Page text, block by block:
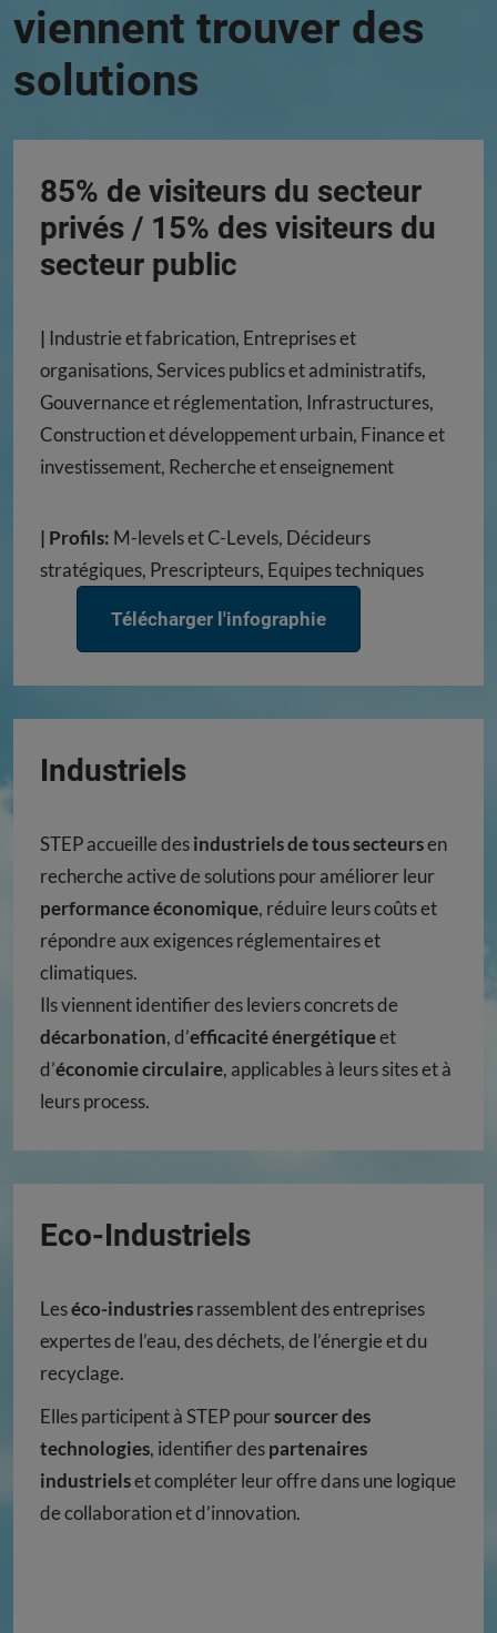
viennent trouver des
solutions
85% de visiteurs du secteur
privés / 15% des visiteurs du
secteur public
| Industrie et fabrication, Entreprises et
organisations, Services publics et administratifs,
Gouvernance et réglementation, Infrastructures,
Construction et développement urbain, Finance et
investissement, Recherche et enseignement
| Profils: M-levels et C-Levels, Décideurs
stratégiques, Prescripteurs, Equipes techniques
Télécharger l'infographie
Industriels
STEP accueille desindustriels de tous secteursen
recherche active de solutions pour améliorer leur
performance économique, réduire leurs coûts et
répondre aux exigences réglementaires et
climatiques.
Ils viennent identifier des leviers concrets de
décarbonation, d’efficacité énergétiqueet
d’économie circulaire, applicables à leurs sites et à
leurs process.
Eco-Industriels
Leséco-industriesrassemblent des entreprises
expertes de l’eau, des déchets, de l’énergie et du
recyclage.
Elles participent à STEP poursourcer des
technologies, identifier despartenaires
industrielset compléter leur offre dans une logique
de collaboration et d’innovation.